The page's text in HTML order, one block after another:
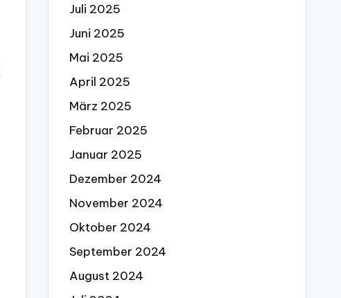
Juli 2025
Juni 2025
Mai 2025
April 2025
März 2025
Februar 2025
Januar 2025
Dezember 2024
November 2024
Oktober 2024
September 2024
August 2024